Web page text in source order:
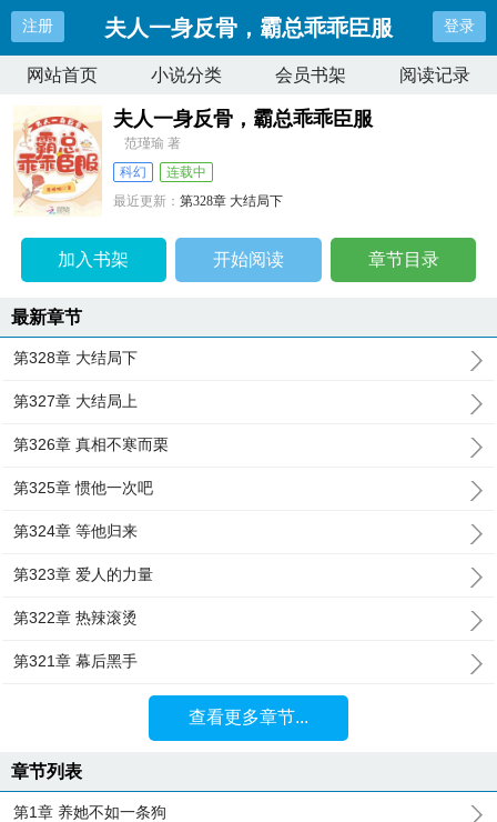
注册 夫人一身反骨，霸总乖乖臣服 登录
网站首页 小说分类 会员书架 阅读记录
夫人一身反骨，霸总乖乖臣服
范瑾瑜 著
科幻
连载中
最近更新：第328章 大结局下
加入书架 开始阅读 章节目录
最新章节
第328章 大结局下
第327章 大结局上
第326章 真相不寒而栗
第325章 惯他一次吧
第324章 等他归来
第323章 爱人的力量
第322章 热辣滚烫
第321章 幕后黑手
查看更多章节...
章节列表
第1章 养她不如一条狗